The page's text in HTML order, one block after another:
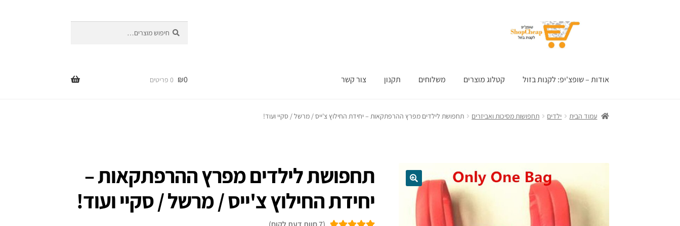
עבור:
אודות – שופצ'יפ: לקנות בזול קטלוג מוצרים משלוחים תקנון צור קשר ₪0 0 פריטים
עמוד הבית ילדים תחפושות מסיכות ואביזרים תחפושת לילדים מפרץ ההרפתקאות – יחידת החילוץ צ'ייס / מרשל / סקיי ועוד!
תחפושת לילדים מפרץ ההרפתקאות –
יחידת החילוץ צ'ייס / מרשל / סקיי ועוד!